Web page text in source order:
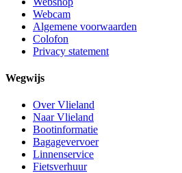
Webcam
Algemene voorwaarden
Colofon
Privacy statement
Wegwijs
Over Vlieland
Naar Vlieland
Bootinformatie
Bagagevervoer
Linnenservice
Fietsverhuur